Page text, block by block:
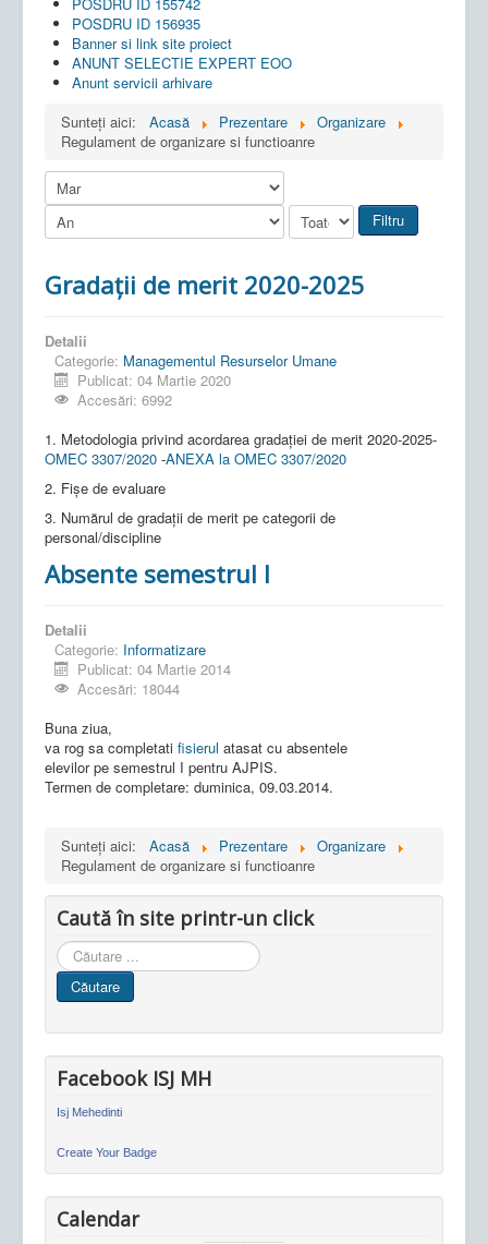
POSDRU ID 156935
Banner si link site proiect
ANUNT SELECTIE EXPERT EOO
Anunt servicii arhivare
Sunteți aici:
Acasă Prezentare
Organizare
Regulament de organizare si functioanre
Filtru
Gradații de merit 2020-2025
Detalii
Categorie: Managementul Resurselor Umane
Publicat: 04 Martie 2020
Accesări: 6992
1. Metodologia privind acordarea gradației de merit 2020-2025-
OMEC 3307/2020 -ANEXA la OMEC 3307/2020
2. Fișe de evaluare
3. Numărul de gradații de merit pe categorii de
personal/discipline
Absente semestrul I
Detalii
Categorie: Informatizare
Publicat: 04 Martie 2014
Accesări: 18044
Buna ziua,
va rog sa completati fisierul atasat cu absentele
elevilor pe semestrul I pentru AJPIS.
Termen de completare: duminica, 09.03.2014.
Sunteți aici: Acasă Prezentare
Organizare
Regulament de organizare si functioanre
Caută în site printr-un click
Cauta
in
site
Căutare
Facebook ISJ MH
Isj Mehedinti
Create Your Badge
Calendar